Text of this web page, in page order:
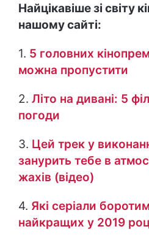
Найцікавіше зі світу
нашому сайті:
1. 5 головних
можна пропустити
2. Літо на дивані: 5
погоди
3. Цей трек у
занурить тебе в
жахів (відео)
4. Які серіали
найкращих у 2019